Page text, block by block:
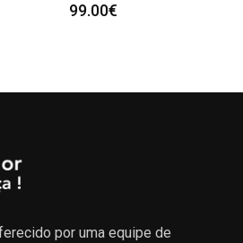
99.00€
por uma equipe de